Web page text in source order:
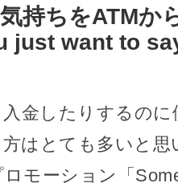
持ちをATMか
just want to
金したりするのに
はとても多いと
モーション「